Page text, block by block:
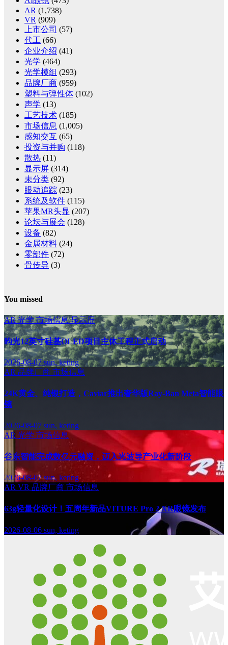
AR (1,738)
VR (909)
上市公司 (57)
代工 (66)
企业介绍 (41)
光学 (464)
光学模组 (293)
品牌厂商 (959)
塑料与弹性体 (102)
声学 (13)
工艺技术 (185)
市场信息 (1,005)
感知交互 (65)
投资与并购 (118)
散热 (11)
显示屏 (314)
未分类 (92)
眼动追踪 (23)
系统及软件 (115)
苹果MR头显 (207)
论坛与展会 (128)
设备 (82)
金属材料 (24)
零部件 (72)
骨传导 (3)
You missed
AR光学市场信息显示屏
昀光12英寸硅基OLED项目主体工程正式启动
2026-08-07sun, keting
AR 品牌厂商 市场信息
24K黄金、纯银打造，Caviar推出奢华版Ray-Ban Meta智能眼
镜
2026-08-07 sun, keting
AR 光学 市场信息
谷东智能完成数亿元融资，迈入光波导产业化新阶段
2026-08-07sun, keting
AR VR 品牌厂商 市场信息
63g轻量化设计！五周年新品VITURE Pro 2 XR眼镜发布
2026-08-06 sun, keting